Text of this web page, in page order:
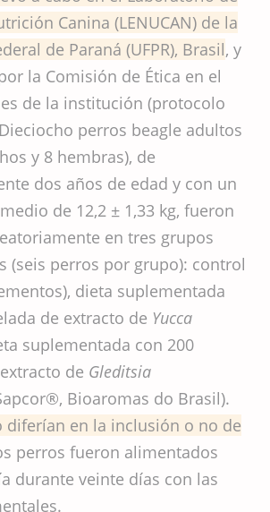
Canina (LENUCAN) de la
de Paraná (UFPR), Brasil, y
la Comisión de Ética en el
de la institución (protocolo
perros beagle adultos
y 8 hembras), de
dos años de edad y con un
de 12,2 ± 1,33 kg, fueron
en tres grupos
(seis perros por grupo): control
dieta suplementada
de extracto de Yucca
suplementada con 200
de Gleditsia
Bioaromas do Brasil).
diferían en la inclusión o no de
perros fueron alimentados
durante veinte días con las